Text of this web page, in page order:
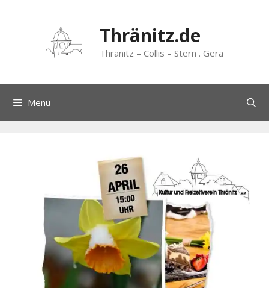
springen
Thränitz.de
Thränitz – Collis – Stern . Gera
Menü